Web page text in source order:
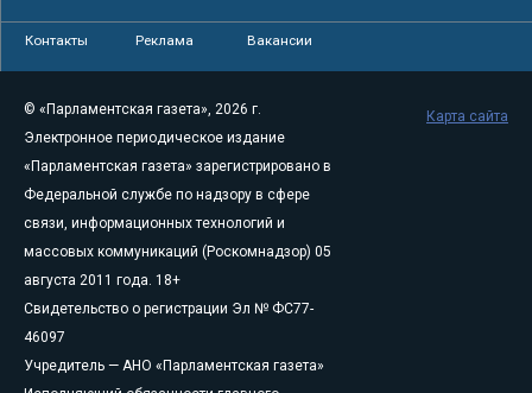
Контакты Реклама Вакансии
© «Парламентская газета», 2026 г.
Электронное периодическое издание
«Парламентская газета» зарегистрировано в
Федеральной службе по надзору в сфере
связи, информационных технологий и
массовых коммуникаций (Роскомнадзор) 05
августа 2011 года. 18+
Свидетельство о регистрации Эл № ФС77-
46097
Учредитель — АНО «Парламентская газета»
Карта сайта